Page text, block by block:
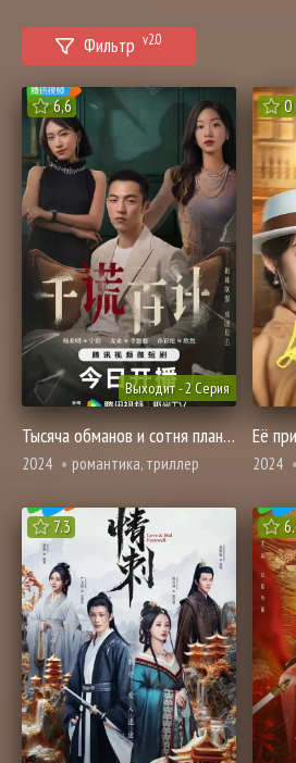
Фильтр v2.0
6,6
Выходит - 2 Серия
Тысяча обманов и сотня планов
2024 романтика, триллер
0
Её
2024
7.3